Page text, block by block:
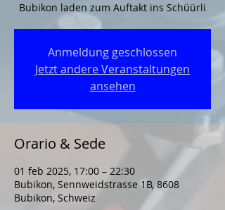
Bubikon laden zum Auftakt ins Schüürli
Anmeldung geschlossen
Jetzt andere Veranstaltungen
ansehen
Orario & Sede
01 feb 2025, 17:00 – 22:30
Bubikon, Sennweidstrasse 1B, 8608
Bubikon, Schweiz